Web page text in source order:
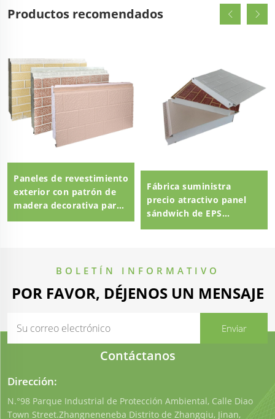
Productos recomendados
Paneles de revestimiento
exterior con patrón de
madera decorativa para
paredes externas de
Fábrica suministra
precio atractivo panel
sándwich de EPS
ignífugo, panel sándwich
BOLETÍN INFORMATIVO
POR FAVOR, DÉJENOS UN MENSAJE
Contáctanos
Dirección:
N.°98 Parque Industrial de Protección Ambiental, Calle Diao
Town Street.Zhangneneneba Distrito de Zhangqiu, Jinan,